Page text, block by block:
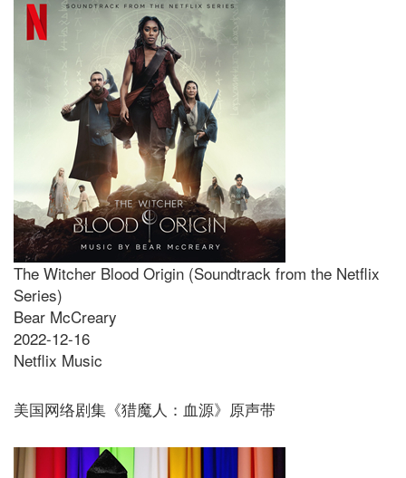
The Witcher Blood Origin (Soundtrack from the Netflix
Series)
Bear McCreary
2022-12-16
Netflix Music
美国网络剧集《猎魔人：血源》原声带